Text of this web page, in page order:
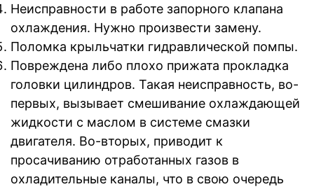
Неисправности в работе запорного клапана
охлаждения. Нужно произвести замену.
Поломка крыльчатки гидравлической помпы.
Повреждена либо плохо прижата прокладка
головки цилиндров. Такая неисправность, во-
первых, вызывает смешивание охлаждающей
жидкости с маслом в системе смазки
двигателя. Во-вторых, приводит к
просачиванию отработанных газов в
охладительные каналы, что в свою очередь